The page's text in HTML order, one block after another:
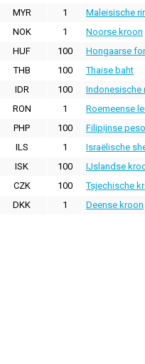
MYR
1 Maleisische
NOK
1 Noorse kroon
HUF
100 Hongaarse
THB
100 Thaise baht
IDR
100 Indonesische
RON
1 Roemeense
PHP
100 Filipijnse peso
ILS
1 Israëlische
ISK
100 IJslandse
CZK
100 Tsjechische
DKK
1 Deense kroon